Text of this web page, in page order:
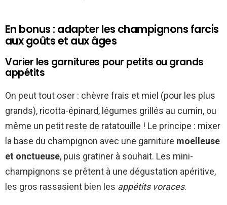
En bonus : adapter les champignons farcis
aux goûts et aux âges
Varier les garnitures pour petits ou grands
appétits
On peut tout oser : chèvre frais et miel (pour les plus
grands), ricotta-épinard, légumes grillés au cumin, ou
même un petit reste de ratatouille ! Le principe : mixer
la base du champignon avec une garniture moelleuse
et onctueuse, puis gratiner à souhait. Les mini-
champignons se prêtent à une dégustation apéritive,
les gros rassasient bien les appétits voraces.